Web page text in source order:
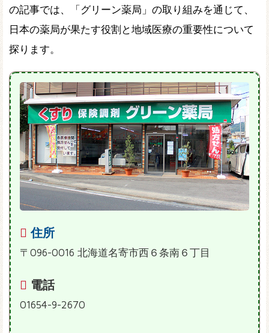
の記事では、「グリーン薬局」の取り組みを通じて、
日本の薬局が果たす役割と地域医療の重要性について
探ります。
住所
〒096-0016 北海道名寄市西６条南６丁目
電話
01654-9-2670